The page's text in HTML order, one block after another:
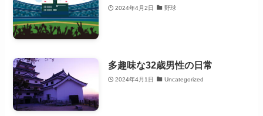
2024年4月2日 野球
多趣味な32歳男性の日常
2024年4月1日 Uncategorized